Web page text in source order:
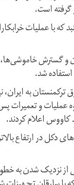
گرفته است.
با عملیات
گسترش خاموشی‌ها،
شد.
نزدیک شدن به